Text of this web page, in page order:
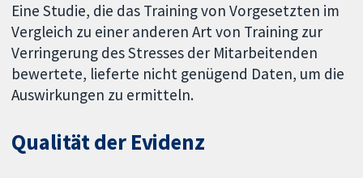
Eine Studie, die das Training von Vorgesetzten im
Vergleich zu einer anderen Art von Training zur
Verringerung des Stresses der Mitarbeitenden
bewertete, lieferte nicht genügend Daten, um die
Auswirkungen zu ermitteln.
Qualität der Evidenz